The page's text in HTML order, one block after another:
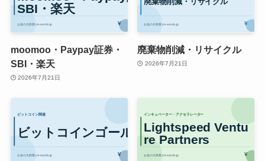
moomoo・Paypay証券・
SBI・楽天
2026年7月21日
廃棄物削減・リサイクル
2026年7月21日